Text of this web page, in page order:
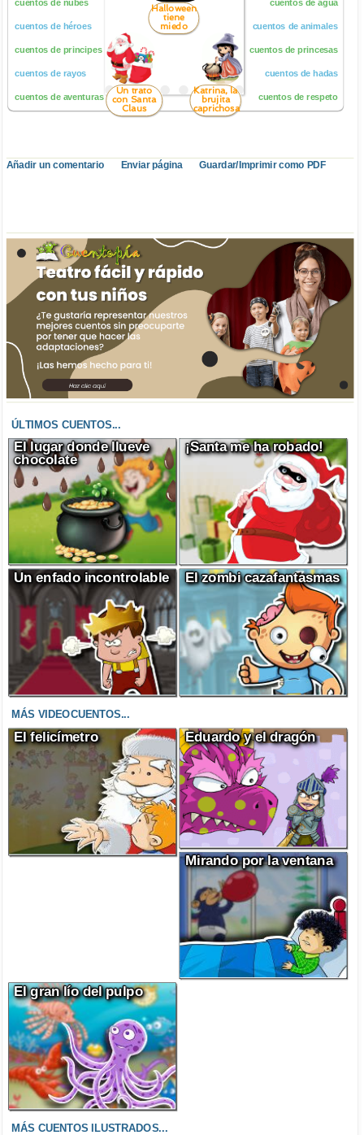
cuentos de nubes
cuentos de héroes
cuentos de principes
cuentos de rayos
cuentos de aventuras
Halloween
tiene
miedo
Katrina, la
brujita
caprichosa
Un trato
con Santa
Claus
cuentos de agua
cuentos de animales
cuentos de princesas
cuentos de hadas
cuentos de respeto
Añadir un comentario Enviar página Guardar/Imprimir como PDF
ÚLTIMOS CUENTOS...
El lugar donde llueve
chocolate
¡Santa me ha robado!
Un enfado incontrolable El zombi cazafantasmas
MÁS VIDEOCUENTOS...
El felicímetro Eduardo y el dragón
Mirando por la ventana
El gran lío del pulpo
MÁS CUENTOS ILUSTRADOS...